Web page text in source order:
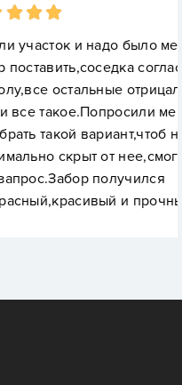
надо было между
согласилась
отрицала,что у нее
менеджера нам
наш участок
от нее,смогли
получился
и прочный.